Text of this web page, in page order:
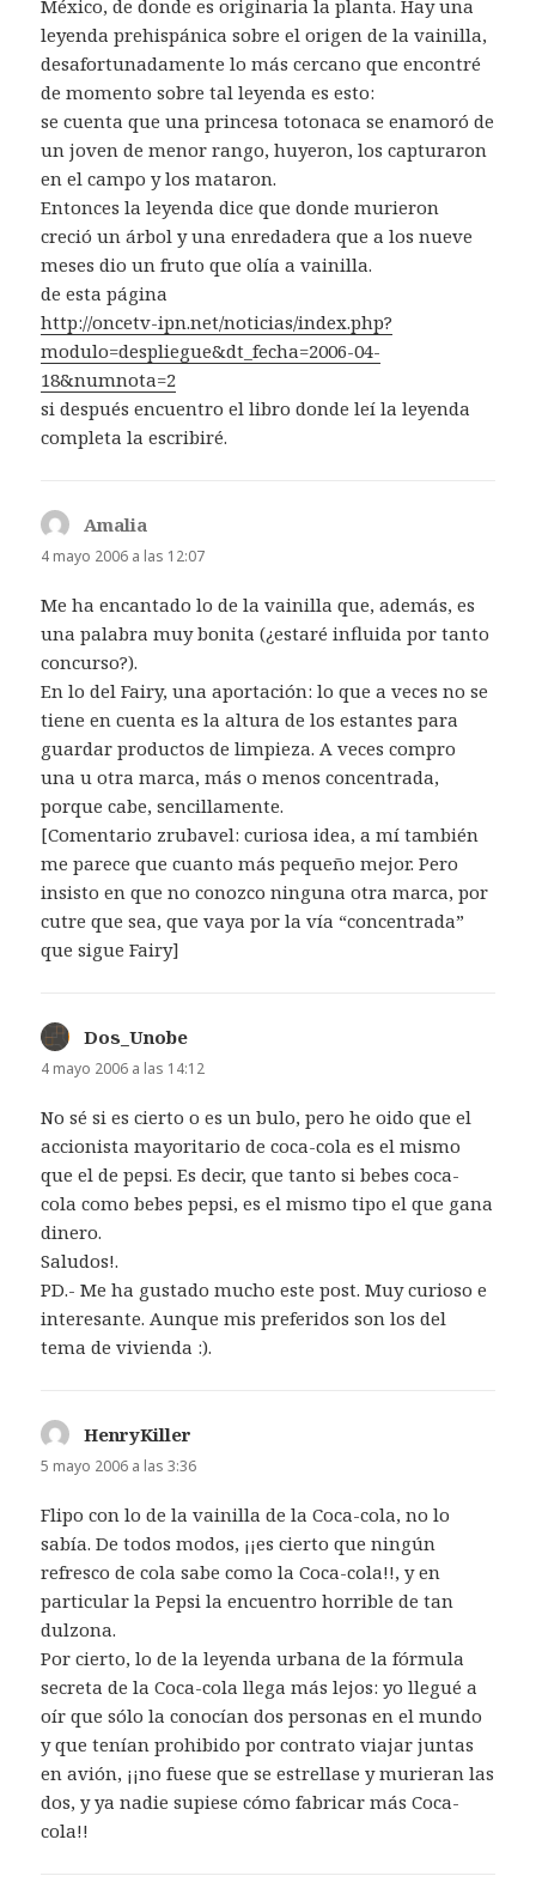
México, de donde es originaria la planta. Hay una
leyenda prehispánica sobre el origen de la vainilla,
desafortunadamente lo más cercano que encontré
de momento sobre tal leyenda es esto:
se cuenta que una princesa totonaca se enamoró de
un joven de menor rango, huyeron, los capturaron
en el campo y los mataron.
Entonces la leyenda dice que donde murieron
creció un árbol y una enredadera que a los nueve
meses dio un fruto que olía a vainilla.
de esta página
http://oncetv-ipn.net/noticias/index.php?
modulo=despliegue&dt_fecha=2006-04-
18&numnota=2
si después encuentro el libro donde leí la leyenda
completa la escribiré.
Amalia
4 mayo 2006 a las 12:07
Me ha encantado lo de la vainilla que, además, es
una palabra muy bonita (¿estaré influida por tanto
concurso?).
En lo del Fairy, una aportación: lo que a veces no se
tiene en cuenta es la altura de los estantes para
guardar productos de limpieza. A veces compro
una u otra marca, más o menos concentrada,
porque cabe, sencillamente.
[Comentario zrubavel: curiosa idea, a mí también
me parece que cuanto más pequeño mejor. Pero
insisto en que no conozco ninguna otra marca, por
cutre que sea, que vaya por la vía “concentrada”
que sigue Fairy]
Dos_Unobe
4 mayo 2006 a las 14:12
No sé si es cierto o es un bulo, pero he oido que el
accionista mayoritario de coca-cola es el mismo
que el de pepsi. Es decir, que tanto si bebes coca-
cola como bebes pepsi, es el mismo tipo el que gana
dinero.
Saludos!.
PD.- Me ha gustado mucho este post. Muy curioso e
interesante. Aunque mis preferidos son los del
tema de vivienda :).
HenryKiller
5 mayo 2006 a las 3:36
Flipo con lo de la vainilla de la Coca-cola, no lo
sabía. De todos modos, ¡¡es cierto que ningún
refresco de cola sabe como la Coca-cola!!, y en
particular la Pepsi la encuentro horrible de tan
dulzona.
Por cierto, lo de la leyenda urbana de la fórmula
secreta de la Coca-cola llega más lejos: yo llegué a
oír que sólo la conocían dos personas en el mundo
y que tenían prohibido por contrato viajar juntas
en avión, ¡¡no fuese que se estrellase y murieran las
dos, y ya nadie supiese cómo fabricar más Coca-
cola!!